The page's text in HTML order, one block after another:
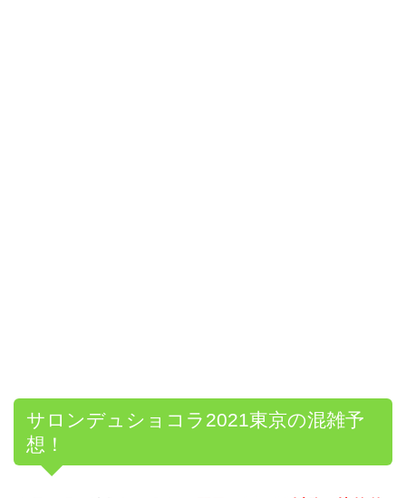
サロンデュショコラ 2021東京の混雑予
想！